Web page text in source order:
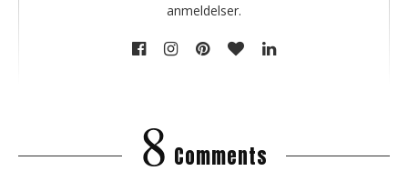
anmeldelser.
8 Comments